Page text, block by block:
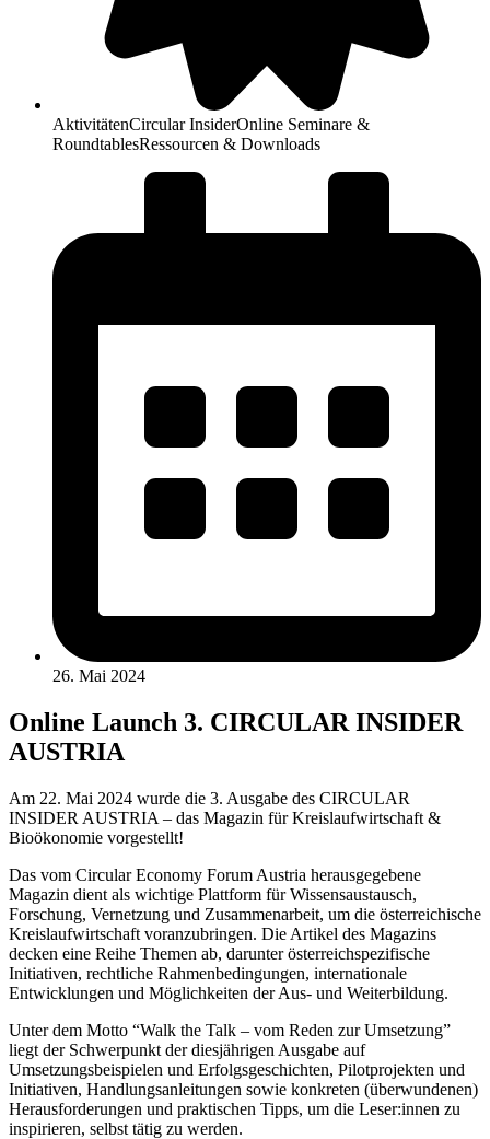
AktivitätenCircular InsiderOnline Seminare &
RoundtablesRessourcen & Downloads
26. Mai 2024
Online Launch 3. CIRCULAR INSIDER
AUSTRIA
Am 22. Mai 2024 wurde die 3. Ausgabe des CIRCULAR
INSIDER AUSTRIA – das Magazin für Kreislaufwirtschaft &
Bioökonomie vorgestellt!
Das vom Circular Economy Forum Austria herausgegebene
Magazin dient als wichtige Plattform für Wissensaustausch,
Forschung, Vernetzung und Zusammenarbeit, um die österreichische
Kreislaufwirtschaft voranzubringen. Die Artikel des Magazins
decken eine Reihe Themen ab, darunter österreichspezifische
Initiativen, rechtliche Rahmenbedingungen, internationale
Entwicklungen und Möglichkeiten der Aus- und Weiterbildung.
Unter dem Motto “Walk the Talk – vom Reden zur Umsetzung”
liegt der Schwerpunkt der diesjährigen Ausgabe auf
Umsetzungsbeispielen und Erfolgsgeschichten, Pilotprojekten und
Initiativen, Handlungsanleitungen sowie konkreten (überwundenen)
Herausforderungen und praktischen Tipps, um die Leser:innen zu
inspirieren, selbst tätig zu werden.